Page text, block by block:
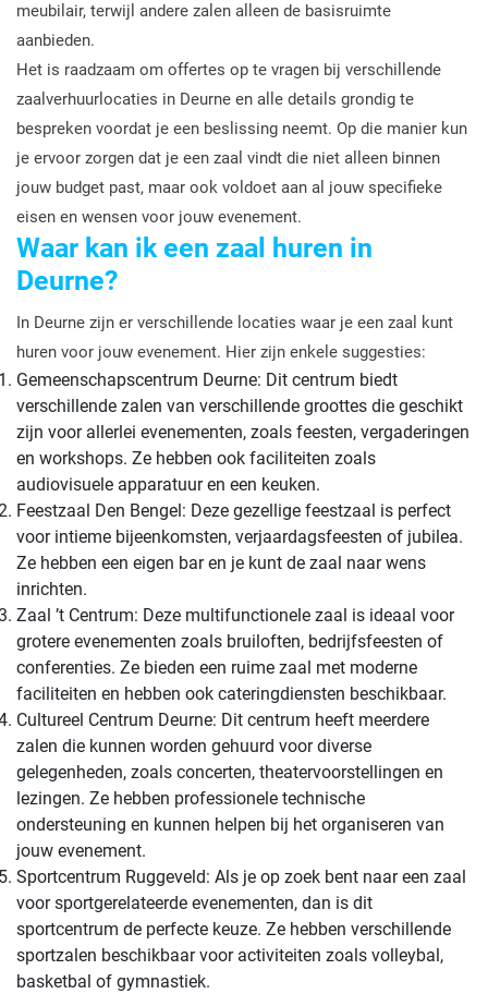
meubilair, terwijl andere zalen alleen de basisruimte
aanbieden.
Het is raadzaam om offertes op te vragen bij verschillende
zaalverhuurlocaties in Deurne en alle details grondig te
bespreken voordat je een beslissing neemt. Op die manier kun
je ervoor zorgen dat je een zaal vindt die niet alleen binnen
jouw budget past, maar ook voldoet aan al jouw specifieke
eisen en wensen voor jouw evenement.
Waar kan ik een zaal huren in
Deurne?
In Deurne zijn er verschillende locaties waar je een zaal kunt
huren voor jouw evenement. Hier zijn enkele suggesties:
Gemeenschapscentrum Deurne: Dit centrum biedt
verschillende zalen van verschillende groottes die geschikt
zijn voor allerlei evenementen, zoals feesten, vergaderingen
en workshops. Ze hebben ook faciliteiten zoals
audiovisuele apparatuur en een keuken.
Feestzaal Den Bengel: Deze gezellige feestzaal is perfect
voor intieme bijeenkomsten, verjaardagsfeesten of jubilea.
Ze hebben een eigen bar en je kunt de zaal naar wens
inrichten.
Zaal ’t Centrum: Deze multifunctionele zaal is ideaal voor
grotere evenementen zoals bruiloften, bedrijfsfeesten of
conferenties. Ze bieden een ruime zaal met moderne
faciliteiten en hebben ook cateringdiensten beschikbaar.
Cultureel Centrum Deurne: Dit centrum heeft meerdere
zalen die kunnen worden gehuurd voor diverse
gelegenheden, zoals concerten, theatervoorstellingen en
lezingen. Ze hebben professionele technische
ondersteuning en kunnen helpen bij het organiseren van
jouw evenement.
Sportcentrum Ruggeveld: Als je op zoek bent naar een zaal
voor sportgerelateerde evenementen, dan is dit
sportcentrum de perfecte keuze. Ze hebben verschillende
sportzalen beschikbaar voor activiteiten zoals volleybal,
basketbal of gymnastiek.